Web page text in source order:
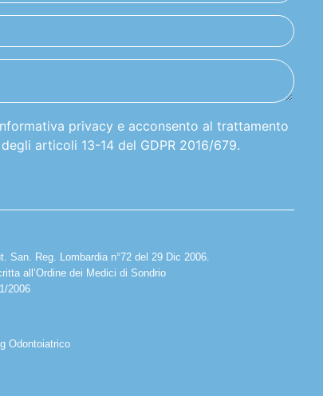
privacy e acconsento al trattamento
articoli 13-14 del GDPR 2016/679.
San. Reg. Lombardia n°72 del 29 Dic 2006.
all’Ordine dei Medici di Sondrio
2006
Odontoiatrico